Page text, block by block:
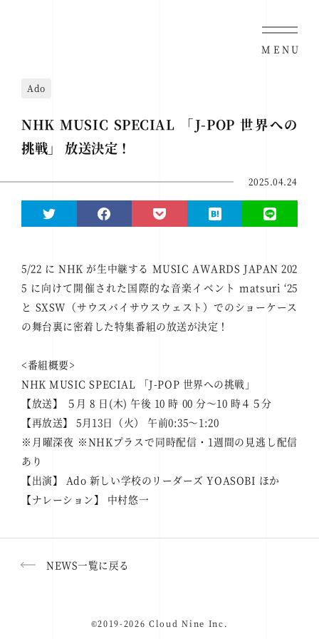
MENU
Ado
NHK MUSIC SPECIAL 「J-POP 世界への
挑戦」 放送決定！
2025.04.24
5/22 に NHK が生中継する MUSIC AWARDS JAPAN 202
5 に向けて開催された国際的な音楽イベント matsuri ‘25
と SXSW（サウスバイサウスウェスト）でのショーケース
の舞台裏に密着した特集番組の放送が決定！
<番組概要>
NHK MUSIC SPECIAL 「J-POP 世界への挑戦」
【放送】 ５月 8 日(木) 午後 10 時 00 分～10 時４５分
【再放送】 5月13日（火） 午前0:35～1:20
※月曜深夜 ※NHKプラスで同時配信・1週間の見逃し配信
あり
【出演】 Ado 新しい学校のリーダーズ YOASOBI ほか
【ナレーション】 中村悠一
NEWS一覧に戻る
©2019-2026 Cloud Nine Inc.